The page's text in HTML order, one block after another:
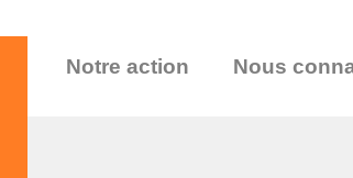
Notre action Nous